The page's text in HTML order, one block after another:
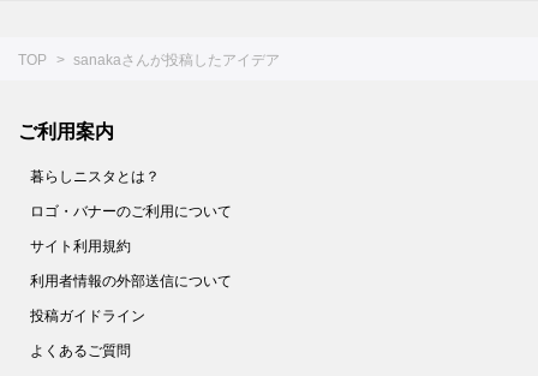
TOP sanakaさんが投稿したアイデア
ご利用案内
暮らしニスタとは？
ロゴ・バナーのご利用について
サイト利用規約
利用者情報の外部送信について
投稿ガイドライン
よくあるご質問